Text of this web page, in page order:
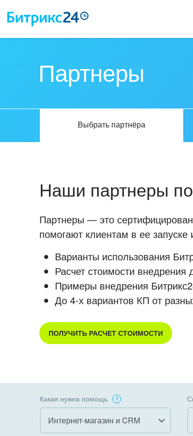
Партнеры
Выбрать партнёра
Наши партнеры
Партнеры — это
помогают клиентам в ее запуске
Варианты использования
Расчет стоимости
Примеры внедрения
До 4-х вариантов КП от
ПОЛУЧИТЬ РАСЧЕТ СТОИМОСТИ
Какая нужна помощь
Интернет-магазин и CRM